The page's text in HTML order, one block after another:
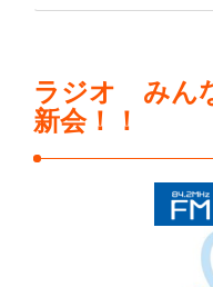
ラジオ みん
新会！！